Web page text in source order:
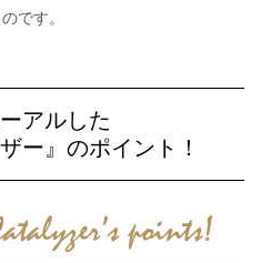
です。
アルした
ー』のポイント！